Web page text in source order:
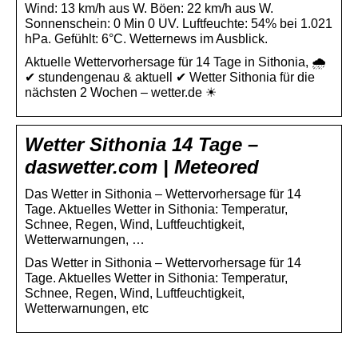
Wind: 13 km/h aus W. Böen: 22 km/h aus W.
Sonnenschein: 0 Min 0 UV. Luftfeuchte: 54% bei 1.021
hPa. Gefühlt: 6°C. Wetternews im Ausblick.
Aktuelle Wettervorhersage für 14 Tage in Sithonia, 🌧️
✔ stundengenau & aktuell ✔ Wetter Sithonia für die
nächsten 2 Wochen – wetter.de ☀
Wetter Sithonia 14 Tage –
daswetter.com | Meteored
Das Wetter in Sithonia – Wettervorhersage für 14
Tage. Aktuelles Wetter in Sithonia: Temperatur,
Schnee, Regen, Wind, Luftfeuchtigkeit,
Wetterwarnungen, …
Das Wetter in Sithonia – Wettervorhersage für 14
Tage. Aktuelles Wetter in Sithonia: Temperatur,
Schnee, Regen, Wind, Luftfeuchtigkeit,
Wetterwarnungen, etc